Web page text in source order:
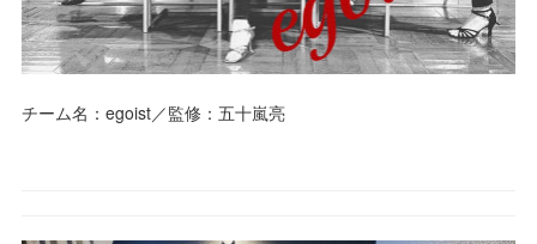
チーム名：egoist／監修：五十嵐亮